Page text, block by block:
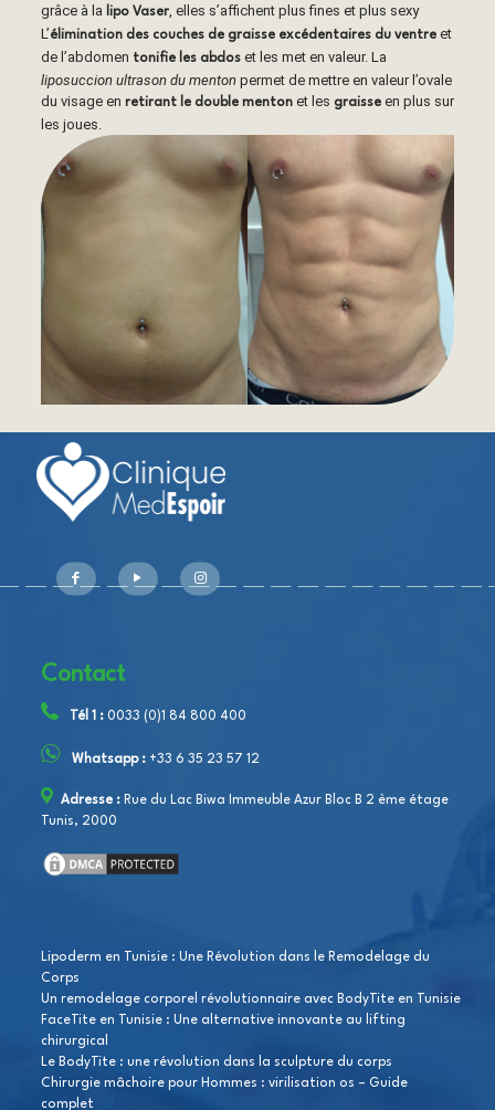
grâce à la lipo Vaser, elles s’affichent plus fines et plus sexy
L’élimination des couches de graisse excédentaires du ventreet
de l’abdomen tonifie les abdoset les met en valeur. La
liposuccion ultrason du mentonpermet de mettre en valeur l’ovale
du visage en retirant le double mentonet les graisseen plus sur
les joues.
Contact
Tél 1 : 0033 (0)1 84 800 400
Whatsapp : +33 6 35 23 57 12
Adresse : Rue du Lac Biwa Immeuble Azur Bloc B 2 ème étage
Tunis, 2000
Lipoderm en Tunisie : Une Révolution dans le Remodelage du
Corps
Un remodelage corporel révolutionnaire avec BodyTite en Tunisie
FaceTite en Tunisie : Une alternative innovante au lifting
chirurgical
Le BodyTite : une révolution dans la sculpture du corps
Chirurgie mâchoire pour Hommes : virilisation os – Guide
complet